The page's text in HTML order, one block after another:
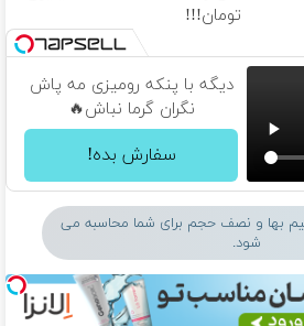
تومان!!!
دیگه با پنکه رومیزی مه پاش
نگران گرما نباش🔥
سفارش بده!
نیم بها و نصف حجم برای شما محاسبه می
شود.